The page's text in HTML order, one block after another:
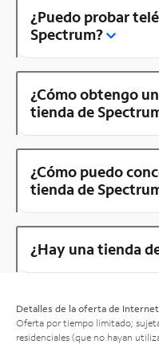
¿Puedo probar
Spectrum?
¿Cómo obtengo
tienda de
¿Cómo puedo
tienda de
¿Hay una tienda
Detalles de la oferta de Internet
Oferta por tiempo limitado;
residenciales (que no hayan